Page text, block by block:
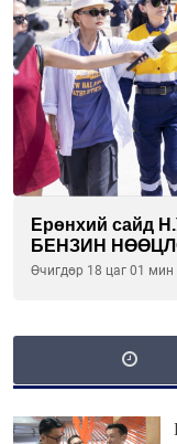
Ерөнхий сайд
БЕНЗИН
танилцлаа
Өчигдөр 18 цаг 01 мин